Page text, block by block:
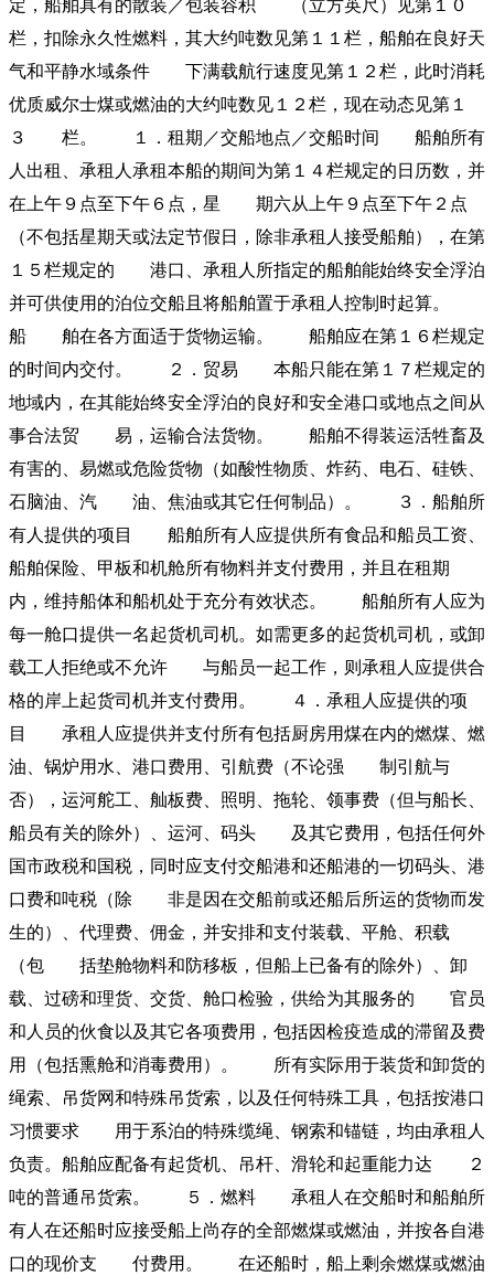
定，船舶具有的散装／包装容积 （立方英尺）见第１０
栏，扣除永久性燃料，其大约吨数见第１１栏，船舶在良好天
气和平静水域条件 下满载航行速度见第１２栏，此时消耗
优质威尔士煤或燃油的大约吨数见１２栏，现在动态见第１
３ 栏。 １．租期／交船地点／交船时间 船舶所有
人出租、承租人承租本船的期间为第１４栏规定的日历数，并
在上午９点至下午６点，星 期六从上午９点至下午２点
（不包括星期天或法定节假日，除非承租人接受船舶），在第
１５栏规定的 港口、承租人所指定的船舶能始终安全浮泊
并可供使用的泊位交船且将船舶置于承租人控制时起算。
船 舶在各方面适于货物运输。 船舶应在第１６栏规定
的时间内交付。 ２．贸易 本船只能在第１７栏规定的
地域内，在其能始终安全浮泊的良好和安全港口或地点之间从
事合法贸 易，运输合法货物。 船舶不得装运活牲畜及
有害的、易燃或危险货物（如酸性物质、炸药、电石、硅铁、
石脑油、汽 油、焦油或其它任何制品）。 ３．船舶所
有人提供的项目 船舶所有人应提供所有食品和船员工资、
船舶保险、甲板和机舱所有物料并支付费用，并且在租期
内，维持船体和船机处于充分有效状态。 船舶所有人应为
每一舱口提供一名起货机司机。如需更多的起货机司机，或卸
载工人拒绝或不允许 与船员一起工作，则承租人应提供合
格的岸上起货司机并支付费用。 ４．承租人应提供的项
目 承租人应提供并支付所有包括厨房用煤在内的燃煤、燃
油、锅炉用水、港口费用、引航费（不论强 制引航与
否），运河舵工、舢板费、照明、拖轮、领事费（但与船长、
船员有关的除外）、运河、码头 及其它费用，包括任何外
国市政税和国税，同时应支付交船港和还船港的一切码头、港
口费和吨税（除 非是因在交船前或还船后所运的货物而发
生的）、代理费、佣金，并安排和支付装载、平舱、积载
（包 括垫舱物料和防移板，但船上已备有的除外）、卸
载、过磅和理货、交货、舱口检验，供给为其服务的 官员
和人员的伙食以及其它各项费用，包括因检疫造成的滞留及费
用（包括熏舱和消毒费用）。 所有实际用于装货和卸货的
绳索、吊货网和特殊吊货索，以及任何特殊工具，包括按港口
习惯要求 用于系泊的特殊缆绳、钢索和锚链，均由承租人
负责。船舶应配备有起货机、吊杆、滑轮和起重能力达 ２
吨的普通吊货索。 ５．燃料 承租人在交船时和船舶所
有人在还船时应接受船上尚存的全部燃煤或燃油，并按各自港
口的现价支 付费用。 在还船时，船上剩余燃煤或燃油